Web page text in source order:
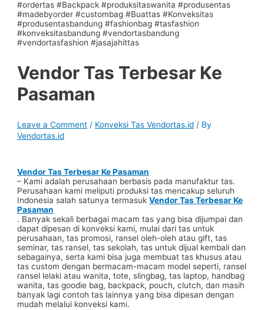
Vendor Tas Terbesar Ke
Pasaman
Leave a Comment / Konveksi Tas Vendortas.id / By
Vendortas.id
Vendor Tas Terbesar Ke Pasaman
– Kami adalah perusahaan berbasis pada manufaktur tas.
Perusahaan kami meliputi produksi tas mencakup seluruh
Indonesia salah satunya termasukVendor Tas Terbesar Ke
Pasaman
. Banyak sekali berbagai macam tas yang bisa dijumpai dan
dapat dipesan di konveksi kami, mulai dari tas untuk
perusahaan, tas promosi, ransel oleh-oleh atau gift, tas
seminar, tas ransel, tas sekolah, tas untuk dijual kembali dan
sebagainya, serta kami bisa juga membuat tas khusus atau
tas custom dengan bermacam-macam model seperti, ransel
ransel lelaki atau wanita, tote, slingbag, tas laptop, handbag
wanita, tas goodie bag, backpack, pouch, clutch, dan masih
banyak lagi contoh tas lainnya yang bisa dipesan dengan
mudah melalui konveksi kami.